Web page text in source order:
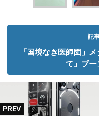
記
「国境なき医師団」
て」ブー